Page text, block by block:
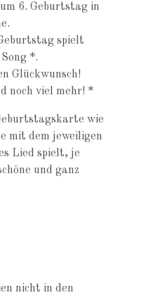
6. Geburtstag in
spielt
*.
Glückwunsch!
noch viel mehr! *
wie
mit dem jeweiligen
Lied spielt, je
und ganz
nicht in den